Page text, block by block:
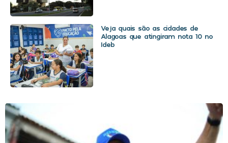
Veja quais são as cidades de
Alagoas que atingiram nota 10 no
Ideb